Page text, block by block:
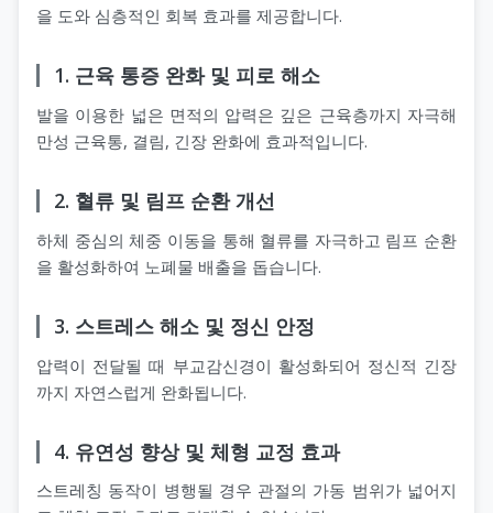
을 도와 심층적인 회복 효과를 제공합니다.
1. 근육 통증 완화 및 피로 해소
발을 이용한 넓은 면적의 압력은 깊은 근육층까지 자극해
만성 근육통, 결림, 긴장 완화에 효과적입니다.
2. 혈류 및 림프 순환 개선
하체 중심의 체중 이동을 통해 혈류를 자극하고 림프 순환
을 활성화하여 노폐물 배출을 돕습니다.
3. 스트레스 해소 및 정신 안정
압력이 전달될 때 부교감신경이 활성화되어 정신적 긴장
까지 자연스럽게 완화됩니다.
4. 유연성 향상 및 체형 교정 효과
스트레칭 동작이 병행될 경우 관절의 가동 범위가 넓어지